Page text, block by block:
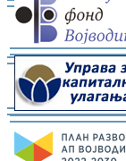
-
-